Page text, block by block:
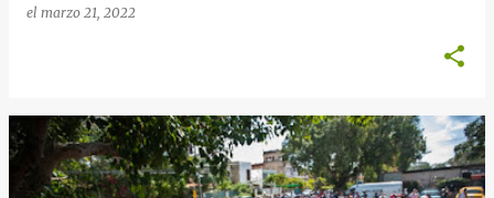
el marzo 21, 2022